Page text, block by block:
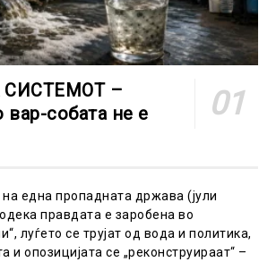
–
вар-собата не е
една пропадната држава (јули
правдата е заробена во
луѓето се трујат од вода и политика,
и опозицијата се „реконструираат“ –